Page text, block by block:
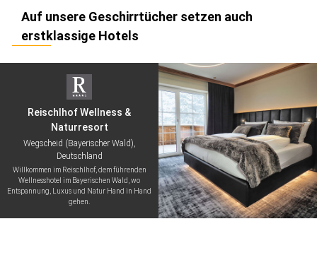
Auf unsere Geschirrtücher setzen auch
erstklassige Hotels
Reischlhof Wellness &
Naturresort
Wegscheid (Bayerischer Wald),
Deutschland
Willkommen im Reischlhof, dem führenden
Wellnesshotel im Bayerischen Wald, wo
Entspannung, Luxus und Natur Hand in Hand
gehen.